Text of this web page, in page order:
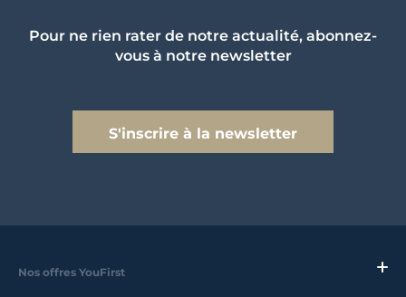
Pour ne rien rater de notre actualité, abonnez-
vous à notre newsletter
S'inscrire à la newsletter
Nos offres YouFirst